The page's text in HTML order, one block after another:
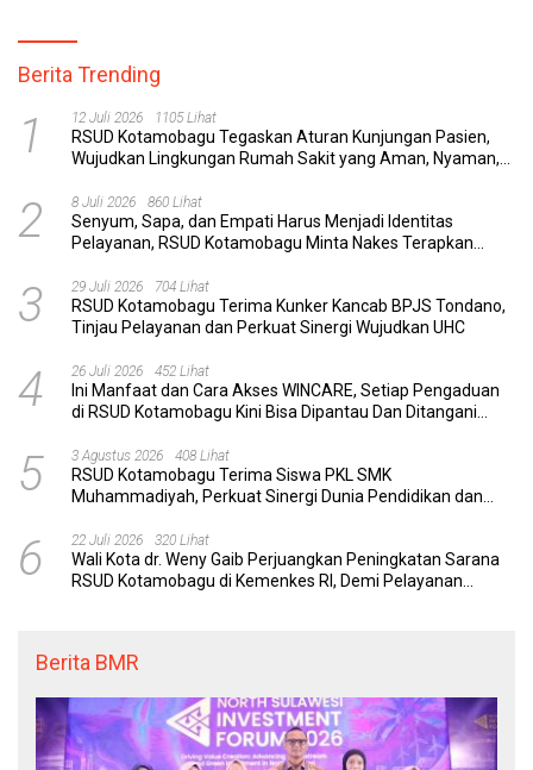
Berita Trending
1 12 Juli 2026 1105 Lihat
RSUD Kotamobagu Tegaskan Aturan Kunjungan Pasien,
Wujudkan Lingkungan Rumah Sakit yang Aman, Nyaman,
2 8 Juli 2026 860 Lihat
Senyum, Sapa, dan Empati Harus Menjadi Identitas
Pelayanan, RSUD Kotamobagu Minta Nakes Terapkan
3 29 Juli 2026 704 Lihat
RSUD Kotamobagu Terima Kunker Kancab BPJS Tondano,
Tinjau Pelayanan dan Perkuat Sinergi Wujudkan UHC
4 26 Juli 2026 452 Lihat
Ini Manfaat dan Cara Akses WINCARE, Setiap Pengaduan
di RSUD Kotamobagu Kini Bisa Dipantau Dan Ditangani
5 3 Agustus 2026 408 Lihat
RSUD Kotamobagu Terima Siswa PKL SMK
Muhammadiyah, Perkuat Sinergi Dunia Pendidikan dan
6 22 Juli 2026 320 Lihat
Wali Kota dr. Weny Gaib Perjuangkan Peningkatan Sarana
RSUD Kotamobagu di Kemenkes RI, Demi Pelayanan
Berita BMR